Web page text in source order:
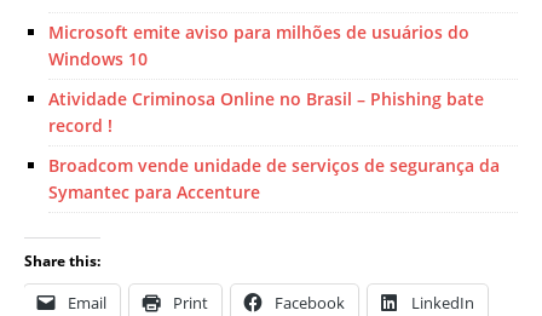
Microsoft emite aviso para milhões de usuários do
Windows 10
Atividade Criminosa Online no Brasil – Phishing bate
record !
Broadcom vende unidade de serviços de segurança da
Symantec para Accenture
Share this:
Email Print Facebook LinkedIn